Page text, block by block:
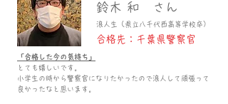
鈴木 和 さん
浪 人生（県立八千代西 高等 学校卒）
合格先：千葉県警察官
「合格した今の気持ち」
とても嬉しいです。
小学生の時から警察官になりたかったので浪人して頑張って
良かったなと思います。